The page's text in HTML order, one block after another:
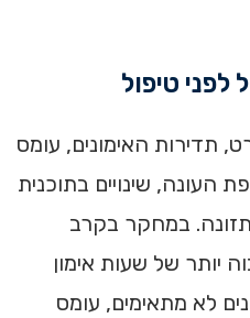
טיפול
תדירות האימונים, עומס
העונה, שינויים בתוכנית
במחקר בקרב
יותר של שעות אימון
לא מתאימים, עומס